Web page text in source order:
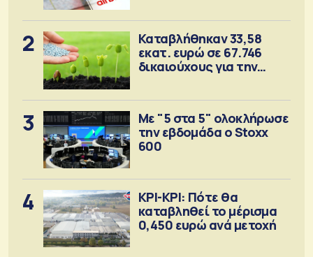
2
Καταβλήθηκαν 33,58
εκατ. ευρώ σε 67.746
δικαιούχους για την
3
Με "5 στα 5" ολοκλήρωσε
την εβδομάδα ο Stoxx
600
4
ΚΡΙ-ΚΡΙ: Πότε θα
καταβληθεί το μέρισμα
0,450 ευρώ ανά μετοχή